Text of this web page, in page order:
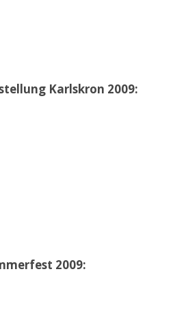
Karlskron 2009:
2009: